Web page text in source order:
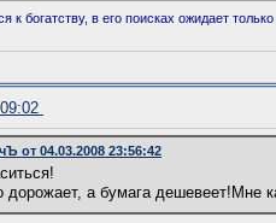
к богатству, в его поисках ожидает
от 04.03.2008 23:56:42
дорожает, а бумага дешевеет!Мне